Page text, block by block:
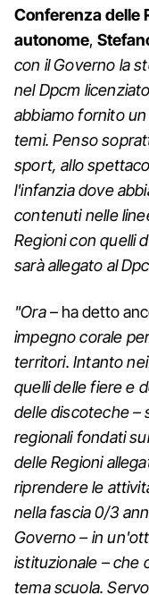
Conferenza delle
autonome,
con il Governo la
nel Dpcm
abbiamo fornito
temi. Penso
sport, allo
l'infanzia dove
contenuti nelle
Regioni con quelli
sarà allegato al
"Ora– ha detto
impegno corale
territori. Intanto
quelli delle fiere e
delle discoteche –
regionali fondati
delle Regioni
riprendere le
nella fascia 0/3
Governo – in
istituzionale – che
tema scuola.